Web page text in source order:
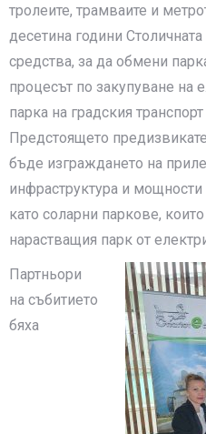
тролеите, трамваите и
десетина години
средства, за да обмени
процесът по закупуване на
парка на градския
Предстоящето
бъде изграждането на
инфраструктура и
като соларни паркове,
нарастващия парк от
Партньори
на събитието
бяха